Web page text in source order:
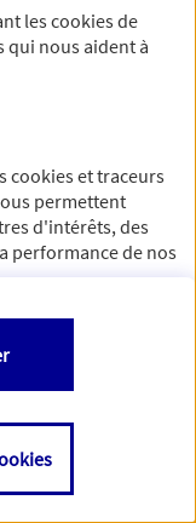
lescookiesde
qui nous aident à
cookies et traceurs
permettent
d'intérêts, des
performance de nos
comme de